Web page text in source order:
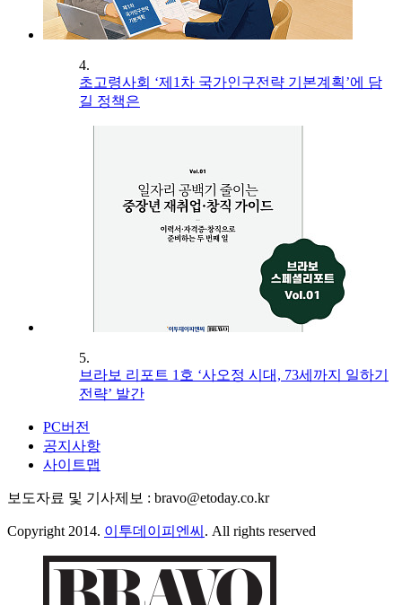
4.
초고령사회 ‘제1차 국가인구전략 기본계획’에 담
길 정책은
5.
브라보 리포트 1호 ‘사오정 시대, 73세까지 일하기
전략’ 발간
PC버전
공지사항
사이트맵
보도자료 및 기사제보 : bravo@etoday.co.kr
Copyright 2014. 이투데이피엔씨 . All rights reserved